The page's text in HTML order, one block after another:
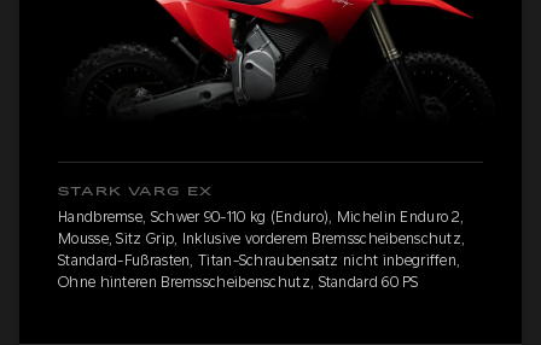
STARK VARG EX
Handbremse, Schwer 90-110 kg (Enduro), Michelin Enduro 2,
Mousse, Sitz Grip, Inklusive vorderem Bremsscheibenschutz,
Standard-Fußrasten, Titan-Schraubensatz nicht inbegriffen,
Ohne hinteren Bremsscheibenschutz, Standard 60 PS